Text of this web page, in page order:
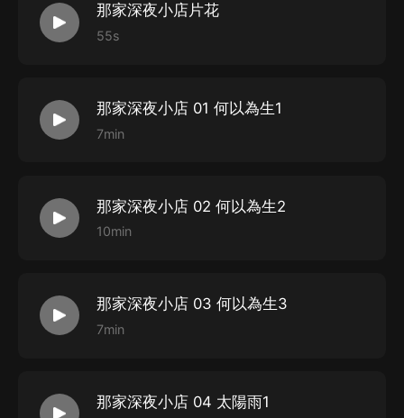
現代聊齋，說的妖鬼事，道儘人間情！
看擁有神秘黑貓的陰陽眼少女如何跟妖鬼神魔打交道，
即便行走在黑暗之中，依舊向陽而生。
那家深夜小店片花
55s
那家深夜小店 01 何以為生1
7min
那家深夜小店 02 何以為生2
10min
那家深夜小店 03 何以為生3
7min
那家深夜小店 04 太陽雨1